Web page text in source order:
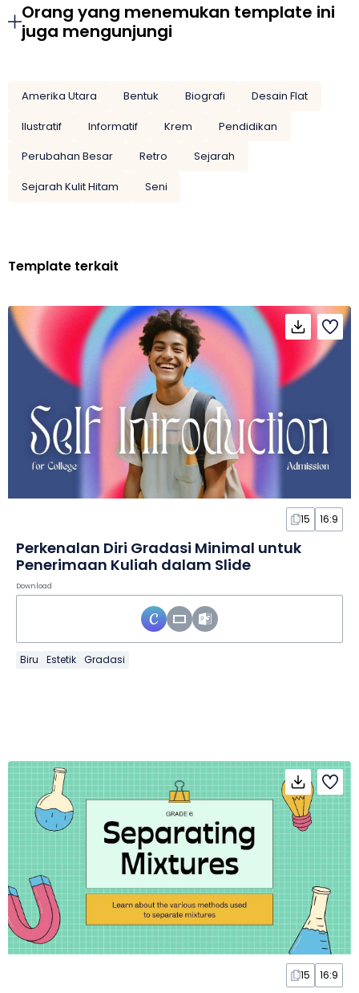
Orang yang menemukan template ini
juga mengunjungi
Amerika Utara Bentuk Biografi
Desain Flat
Ilustratif
Informatif Krem
Pendidikan
Perubahan Besar
Retro
Sejarah
Sejarah Kulit Hitam
Seni
Template terkait
15 16:9
Perkenalan Diri Gradasi Minimal untuk
Penerimaan Kuliah dalam Slide
Download
Biru Estetik Gradasi
15 16:9